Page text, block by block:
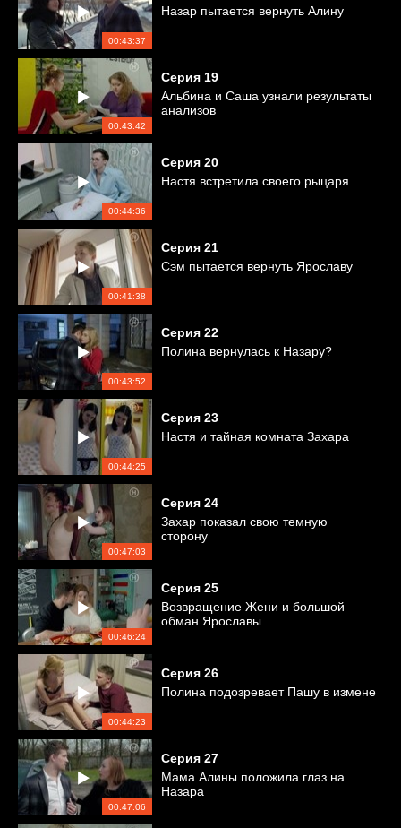
00:43:37
Назар пытается вернуть Алину
00:43:42
Серия 19
Альбина и Саша узнали результаты
анализов
00:44:36
Серия 20
Настя встретила своего рыцаря
00:41:38
Серия 21
Сэм пытается вернуть Ярославу
00:43:52
Серия 22
Полина вернулась к Назару?
00:44:25
Серия 23
Настя и тайная комната Захара
00:47:03
Серия 24
Захар показал свою темную
сторону
00:46:24
Серия 25
Возвращение Жени и большой
обман Ярославы
00:44:23
Серия 26
Полина подозревает Пашу в измене
00:47:06
Серия 27
Мама Алины положила глаз на
Назара